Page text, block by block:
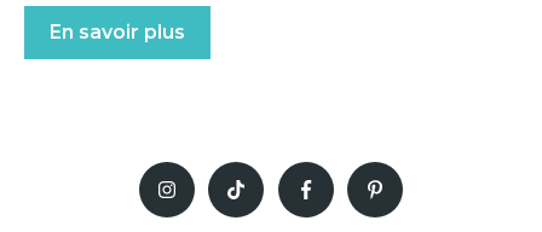
En savoir plus